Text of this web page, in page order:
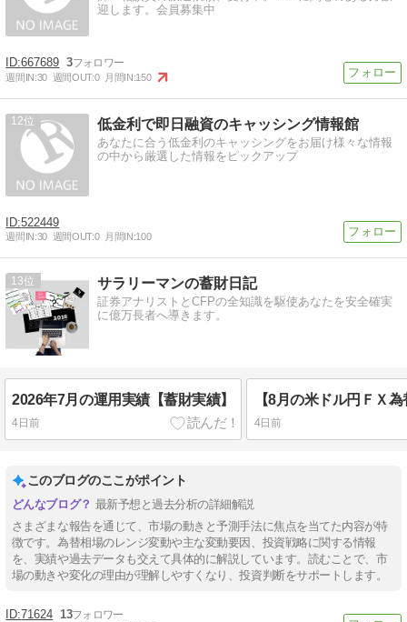
迎します。会員募集中
667689 3
週間IN:30 週間OUT:0 月間IN:150
12 低金利で即日融資のキャッシング情報館
あなたに合う低金利のキャッシングをお届け様々な情報
の中から厳選した情報をピックアップ
522449
週間IN:30 週間OUT:0 月間IN:100
13 サラリーマンの蓄財日記
証券アナリストとCFPの全知識を駆使あなたを安全確実
に億万長者へ導きます。
2026年7月の運用実績【蓄財実績】
4日前 4日前
このブログのここがポイント
最新予想と過去分析の詳細解説
さまざまな報告を通じて、市場の動きと予測手法に焦点を当てた内容が特
徴です。為替相場のレンジ変動や主な変動要因、投資戦略に関する情報
を、実績や過去データも交えて具体的に解説しています。読むことで、市
場の動きや変化の理由が理解しやすくなり、投資判断をサポートします。
71624 13